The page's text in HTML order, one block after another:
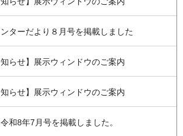
ターだより８月号を掲載しました
知らせ】展示ウィンドウのご案内
知らせ】展示ウィンドウのご案内
和8年7月号を掲載しました。